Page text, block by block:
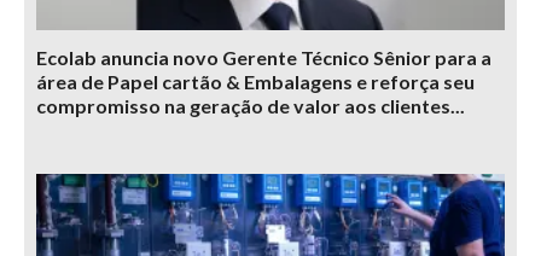
Ecolab anuncia novo Gerente Técnico Sênior para a
área de Papel cartão & Embalagens e reforça seu
compromisso na geração de valor aos clientes...